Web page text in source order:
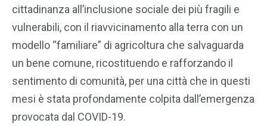
cittadinanza all’inclusione sociale dei più fragili e
vulnerabili, con il riavvicinamento alla terra con un
modello “familiare” di agricoltura che salvaguarda
un bene comune, ricostituendo e rafforzando il
sentimento di comunità, per una città che in questi
mesi è stata profondamente colpita dall’emergenza
provocata dal COVID-19.